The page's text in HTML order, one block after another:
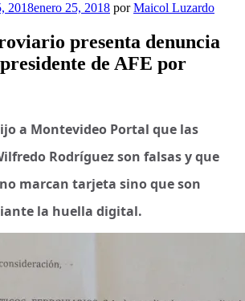
2018enero 25, 2018 porMaicol Luzardo
presenta denuncia
de AFE por
a Montevideo Portal que las
Rodríguez son falsas y que
marcan tarjeta sino que son
la huella digital.